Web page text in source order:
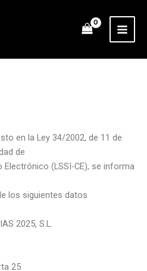
en la Ley 34/2002, de 11 de
de
(LSSI-CE), se informa
los siguientes datos
2025, S.L.
25